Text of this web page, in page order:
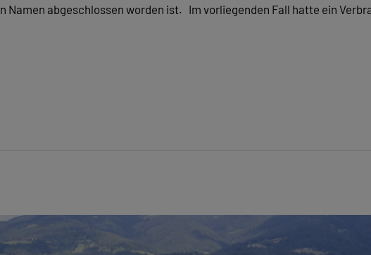
Namen abgeschlossen worden ist. Im vorliegenden Fall hatte ein